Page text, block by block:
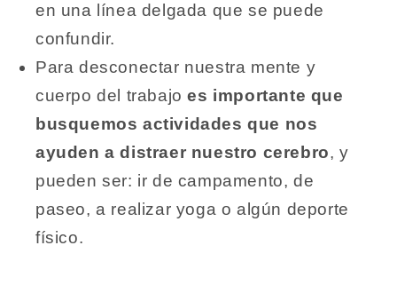
en una línea delgada que se puede
confundir.
Para desconectar nuestra mente y
cuerpo del trabajo es importante que
busquemos actividades que nos
ayuden a distraer nuestro cerebro, y
pueden ser: ir de campamento, de
paseo, a realizar yoga o algún deporte
físico.